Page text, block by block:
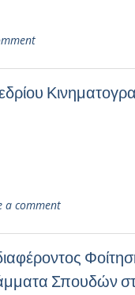
a comment
Σπουδών